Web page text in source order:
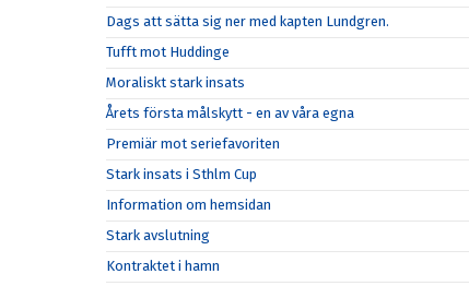
Dags att sätta sig ner med kapten Lundgren.
Tufft mot Huddinge
Moraliskt stark insats
Årets första målskytt - en av våra egna
Premiär mot seriefavoriten
Stark insats i Sthlm Cup
Information om hemsidan
Stark avslutning
Kontraktet i hamn